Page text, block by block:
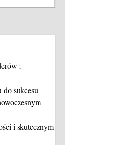
i
do sukcesu
i skutecznym